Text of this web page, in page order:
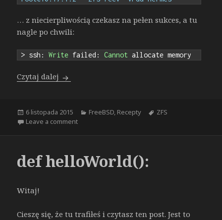
… z niecierpliwością czekasz na pełen sukces, a tu
nagle po chwili:
> ssh : Write failed : Cannot allocate memory
Czytaj dalej [RECEPTA] ZFS send via SSH i … write
Opublikowano
6 listopada 2015 Kategorie
FreeBSD, Recepty Tagi
ZFS
Leave a commenton [RECEPTA] ZFS send via SSH i … write failed:
def helloWorld():
Witaj!
Cieszę się, że tu trafiłeś i czytasz ten post. Jest to